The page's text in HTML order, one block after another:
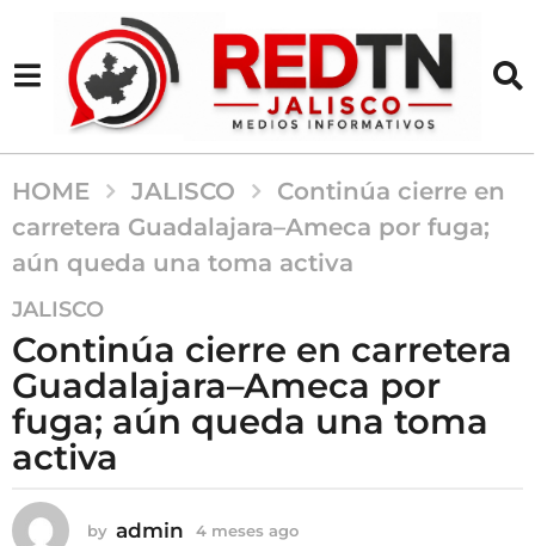
HOME JALISCO
Continúa cierre en
carretera Guadalajara–Ameca por fuga;
aún queda una toma activa
4
m
e
s
e
s
a
g
o
JALISCO
Continúa cierre en carretera
Guadalajara–Ameca por
fuga; aún queda una toma
activa
by admin 4 meses ago